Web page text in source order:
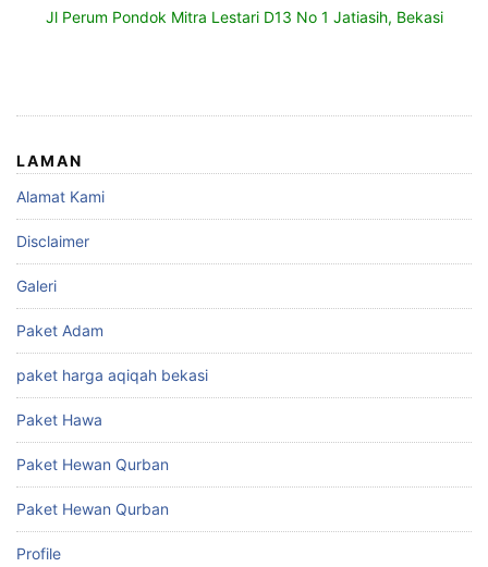
Jl Perum Pondok Mitra Lestari D13 No 1 Jatiasih, Bekasi
LAMAN
Alamat Kami
Disclaimer
Galeri
Paket Adam
paket harga aqiqah bekasi
Paket Hawa
Paket Hewan Qurban
Paket Hewan Qurban
Profile